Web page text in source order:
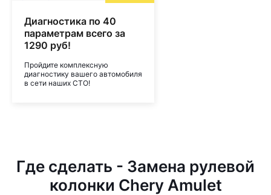
Диагностика по 40
параметрам всего за
1290 руб!
Пройдите комплексную
диагностику вашего автомобиля
в сети наших СТО!
Где сделать - Замена рулевой
колонки Chery Amulet